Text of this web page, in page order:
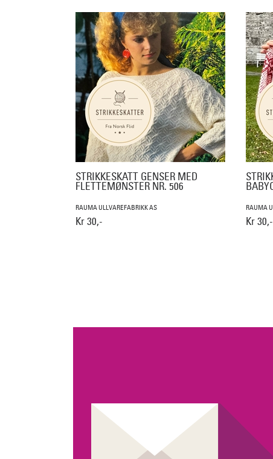
STRIKKESKATT GENSER MED
FLETTEMØNSTER NR. 506
RAUMA ULLVAREFABRIKK AS
Kr 30,-
RAUMA
Kr 30,-